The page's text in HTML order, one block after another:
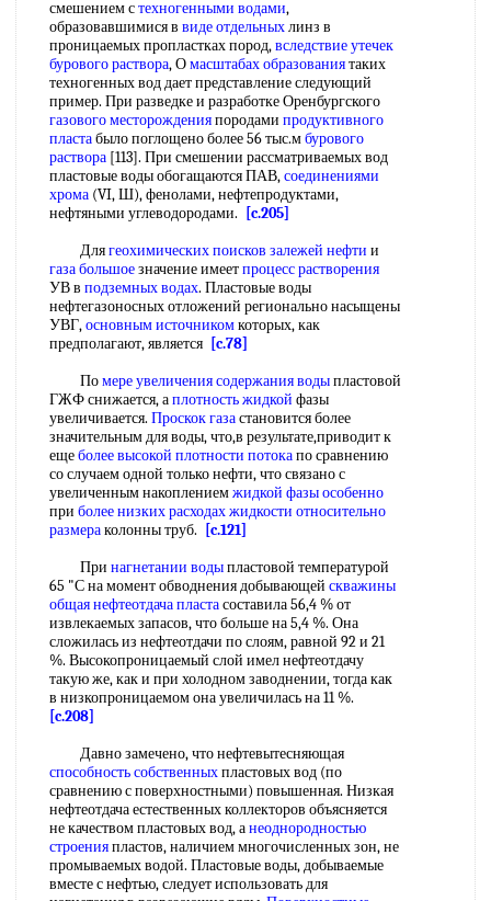
смешением стехногенными водами,
образовавшимися в виде отдельныхлинз в
проницаемых пропластках пород,вследствие утечек
бурового раствора, Омасштабах образованиятаких
техногенных вод дает представление следующий
пример. При разведке и разработке Оренбургского
газового месторожденияпородами продуктивного
пластабыло поглощено более 56 тыс.мбурового
раствора [113]. При смешении рассматриваемых вод
пластовые воды обогащаются ПАВ,соединениями
хрома (VI, Ш), фенолами, нефтепродуктами,
нефтяными углеводородами.
[c.205]
Длягеохимических поисков залежей нефти и
газа большоезначение имеетпроцесс растворения
УВ в подземных водах. Пластовые воды
нефтегазоносных отложений регионально насыщены
УВГ,основным источникомкоторых, как
предполагают, является [c.78]
Помере увеличениясодержания водыпластовой
ГЖФ снижается, аплотность жидкой фазы
увеличивается. Проскок газастановится более
значительным для воды, что,в результате,приводит к
ещеболее высокой плотности потокапо сравнению
со случаем одной только нефти, что связано с
увеличенным накоплениемжидкой фазы особенно
при более низкихрасходах жидкости относительно
размераколонны труб.
[c.121]
При нагнетании водыпластовой температурой
65 "С на момент обводнения добывающей скважины
общаянефтеотдача пластасоставила 56,4 % от
извлекаемых запасов, что больше на 5,4 %. Она
сложилась из нефтеотдачи по слоям, равной 92 и 21
%. Высокопроницаемый слой имел нефтеотдачу
такую же, как и при холодном заводнении, тогда как
в низкопроницаемом она увеличилась на 11 %.
[c.208]
Давно замечено, что нефтевытесняющая
способность собственныхпластовых вод (по
сравнению с поверхностными) повышенная. Низкая
нефтеотдача естественных коллекторов объясняется
не качеством пластовых вод, анеоднородностью
строенияпластов, наличием многочисленных зон, не
промываемых водой. Пластовые воды, добываемые
вместе с нефтью, следует использовать для